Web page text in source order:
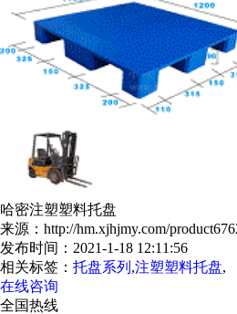
哈密注塑塑料托盘
来源：http://hm.xjhjmy.com/
发布时间：2021-1-18 12:11:56
相关标签： 托盘系列 ,注塑塑料托盘,
在线咨询
全国热线